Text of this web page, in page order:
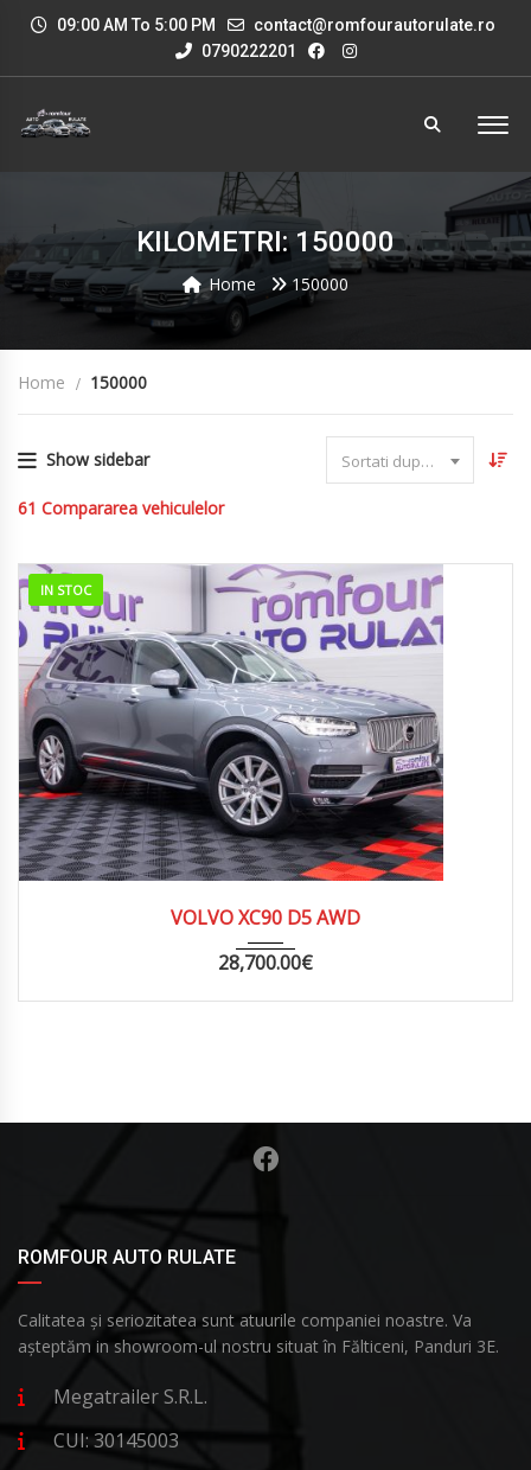
09:00 AM To 5:00 PM
contact@romfourautorulate.ro
0790222201
KILOMETRI: 150000
Home 150000
Home 150000
Show sidebar Sortati dupa data
61 Compararea vehiculelor
IN STOC
VOLVO XC90 D5 AWD
28,700.00€
ROMFOUR AUTO RULATE
Calitatea și seriozitatea sunt atuurile companiei noastre. Va
așteptăm in showroom-ul nostru situat în Fălticeni, Panduri 3E.
Megatrailer S.R.L.
CUI: 30145003